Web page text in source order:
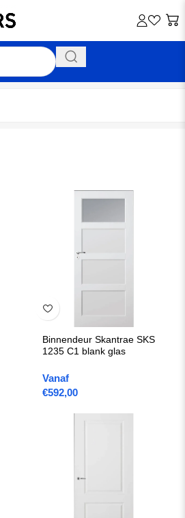
Binnendeur Skantrae SKS
1235 C1 blank glas
Vanaf
€592,00